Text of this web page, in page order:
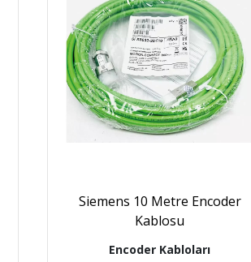
Siemens 10 Metre Encoder
Kablosu
Encoder Kabloları